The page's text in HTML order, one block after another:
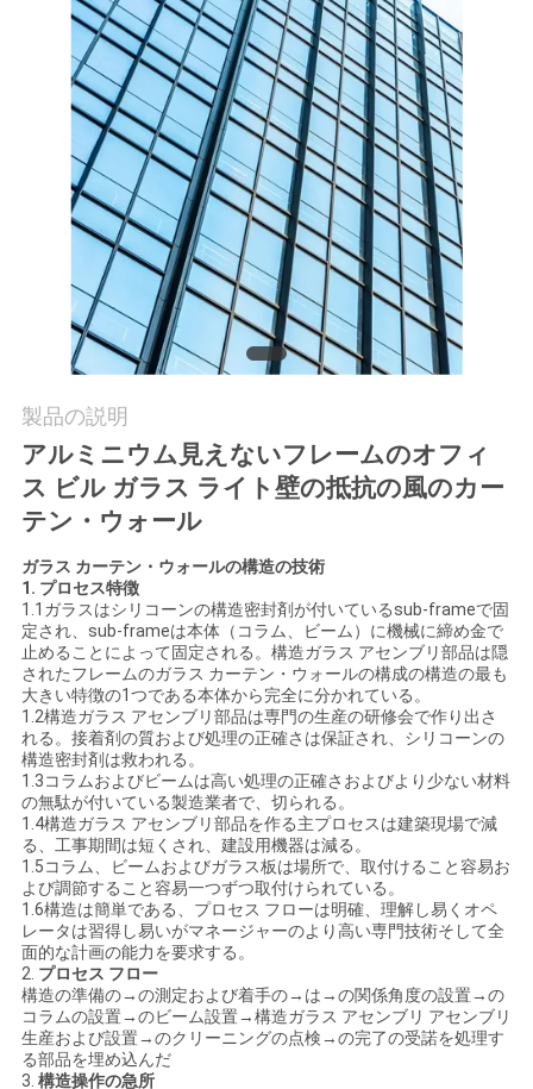
絡
し
な
さ
い
ニ
ュ
ー
ス
場
合
引
製品の説明
アルミニウム見えないフレームのオフィ
ス ビル ガラス ライト壁の抵抗の風のカー
テン・ウォール
ガラス カーテン・ウォールの構造の技術
1. プロセス特徴
1.1ガラスはシリコーンの構造密封剤が付いているsub-frameで固
定され、sub-frameは本体（コラム、ビーム）に機械に締め金で
止めることによって固定される。構造ガラス アセンブリ部品は隠
されたフレームのガラス カーテン・ウォールの構成の構造の最も
大きい特徴の1つである本体から完全に分かれている。
1.2構造ガラス アセンブリ部品は専門の生産の研修会で作り出さ
れる。接着剤の質および処理の正確さは保証され、シリコーンの
構造密封剤は救われる。
1.3コラムおよびビームは高い処理の正確さおよびより少ない材料
の無駄が付いている製造業者で、切られる。
1.4構造ガラス アセンブリ部品を作る主プロセスは建築現場で減
る、工事期間は短くされ、建設用機器は減る。
1.5コラム、ビームおよびガラス板は場所で、取付けること容易お
よび調節すること容易一つずつ取付けられている。
1.6構造は簡単である、プロセス フローは明確、理解し易くオペ
レータは習得し易いがマネージャーのより高い専門技術そして全
面的な計画の能力を要求する。
2. プロセス フロー
構造の準備の→の測定および着手の→は→の関係角度の設置→の
コラムの設置→のビーム設置→構造ガラス アセンブリ アセンブリ
生産および設置→のクリーニングの点検→の完了の受諾を処理す
る部品を埋め込んだ
3. 構造操作の急所